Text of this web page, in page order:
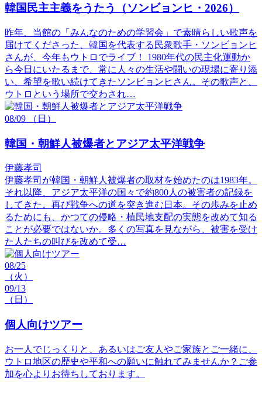
韓国民主主義をうたう（ソンビョンヒ・2026）
昨年、当館の「みんなのための学習会」で素晴らしい歌声を
届けてくださった、韓国を代表する民衆歌手・ソンビョンヒ
さんが、今年もウトロでライブ！ 1980年代の民主化運動か
ら今日にいたるまで、常に人々の生活や闘いの現場に寄り添
い、希望を歌い続けてきたソンビョンヒさん。その歌声と、
ウトロという場所で交わされ…
08/09 （日）
韓国・朝鮮人被爆者とアジア太平洋戦争
伊藤孝司
伊藤孝司が韓国・朝鮮人被爆者の取材を始めたのは1983年。
それ以降、アジア太平洋の国々で約800人の被害者の記録を
してきた。再び戦争への道を突き進む日本。その歩みを止め
るためにも、かつての侵略・植民地支配の実態を改めて知る
ことが必要ではないか。多くの写真を見ながら、被害を受け
た人たちの叫びを改めて受…
08/25
（火）
09/13
（日）
個人向けツアー
お一人でじっくりと、あるいはご友人やご家族とご一緒に、
ウトロ地区の歴史や平和への願いに触れてみませんか？ご参
加を心よりお待ちしております。